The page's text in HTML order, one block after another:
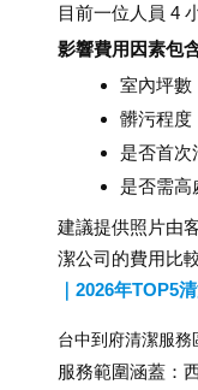
目前一位人員 4
影響費用因素包
室內坪數
髒污程度
是否首次
是否需高
建議提供照片由
潔公司的費用比
｜2026年TOP5
台中到府清潔服務
服務範圍涵蓋：